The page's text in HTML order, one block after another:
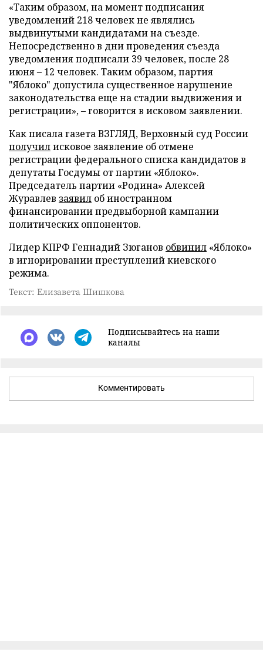
«Таким образом, на момент подписания
уведомлений 218 человек не являлись
выдвинутыми кандидатами на съезде.
Непосредственно в дни проведения съезда
уведомления подписали 39 человек, после 28
июня – 12 человек. Таким образом, партия
"Яблоко" допустила существенное нарушение
законодательства еще на стадии выдвижения и
регистрации», – говорится в исковом заявлении.
Как писала газета ВЗГЛЯД, Верховный суд России
получилисковое заявление об отмене
регистрации федерального списка кандидатов в
депутаты Госдумы от партии «Яблоко».
Председатель партии «Родина» Алексей
Журавлев заявил об иностранном
финансировании предвыборной кампании
политических оппонентов.
Лидер КПРФ Геннадий Зюганов обвинил «Яблоко»
в игнорировании преступлений киевского
режима.
Текст: Елизавета Шишкова
Подписывайтесь на наши
каналы
Комментировать